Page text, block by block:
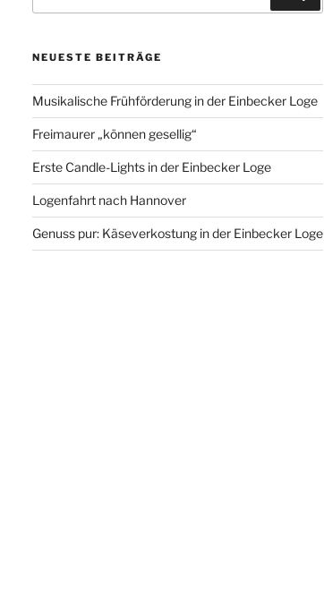
NEUESTE BEITRÄGE
Musikalische Frühförderung in der Einbecker Loge
Freimaurer „können gesellig“
Erste Candle-Lights in der Einbecker Loge
Logenfahrt nach Hannover
Genuss pur: Käseverkostung in der Einbecker Loge